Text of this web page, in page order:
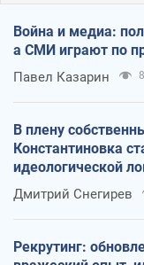
Война и медиа:
а СМИ играют по
Павел Казарин
В плену
Константиновка
идеологической
оккупантов
Дмитрий Снегирев
Рекрутинг: